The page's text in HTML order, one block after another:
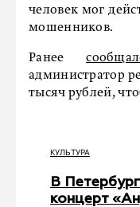
человек мог
мошенников.
Ранее
администратор
тысяч рублей,
КУЛЬТУРА
В
концерт